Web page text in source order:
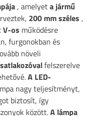
, amelyeta jármű
200 mmszéles ,
V-os működésre
furgonokban és
növeli
felszerelve
A LED-
nagy teljesítményt,
biztosít, így
között.A lámpa